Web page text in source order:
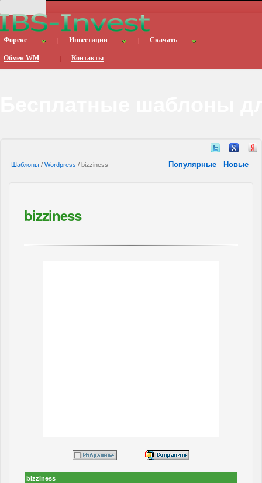
Форекс Инвестиции Скачать
Обмен WM Контакты
Шаблоны / Wordpress / bizziness Популярные Новые
bizziness
bizziness